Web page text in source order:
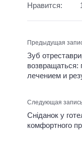
Нравится:
Предыдущая
Зуб
возвращаться:
лечением и
Следующая
Сніданок у
комфортного